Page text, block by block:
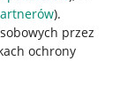
).
przez
ochrony